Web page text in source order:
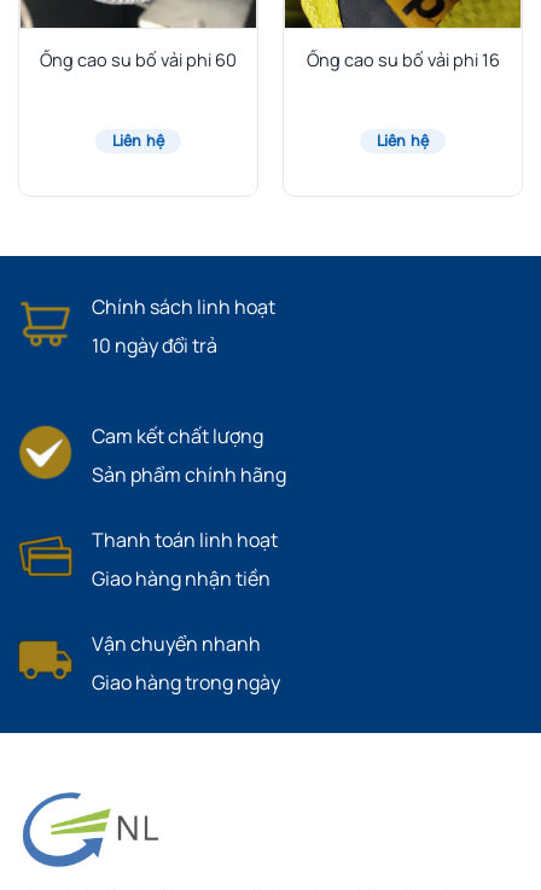
Ống cao su bố vải phi 60
Liên hệ
Ống cao su bố vải phi 16
Liên hệ
Chính sách linh hoạt
10 ngày đổi trả
Cam kết chất lượng
Sản phẩm chính hãng
Thanh toán linh hoạt
Giao hàng nhận tiền
Vận chuyển nhanh
Giao hàng trong ngày